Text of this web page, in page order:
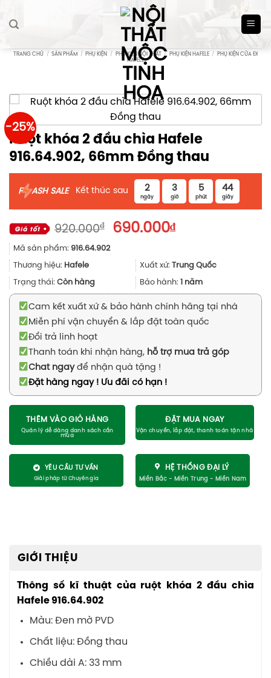
TRANG CHỦ / SẢN PHẨM / PHỤ KIỆN / PHỤ KIỆN NỘI THẤT / PHỤ KIỆN HAFELE /
PHỤ KIỆN CỬA ĐI
HAFELE
-25%
Ruột khóa 2 đầu chìa Hafele
916.64.902, 66mm Đồng thau
F ASH SALE Kết thúc sau 2
ngày
3
giờ
5
phút
44
giây
920.000₫
Giá
920.000₫.
690.000₫Giá
là:
690.000₫.
Mã sản phẩm: 916.64.902
Thương hiệu: Hafele Xuất xứ: Trung Quốc
Trạng thái: Còn hàng Bảo hành: 1 năm
Cam kết xuất xứ & bảo hành chính hãng tại nhà
Miễn phí vận chuyển & lắp đặt toàn quốc
Đổi trả linh hoạt
Thanh toán khi nhận hàng, hỗ trợ mua trả góp
Chat ngayđể nhận quà tặng !
Đặt hàng ngay ! Ưu đãi có hạn !
THÊM VÀO GIỎ HÀNG ĐẶT MUA NGAY
YÊU CẦU TƯ VẤN HỆ THỐNG ĐẠI LÝ
GIỚI THIỆU
Thông số kĩ thuật của ruột khóa 2 đầu chìa
Hafele 916.64.902
Màu: Đen mờ PVD
Chất liệu: Đồng thau
Chiều dài A: 33 mm